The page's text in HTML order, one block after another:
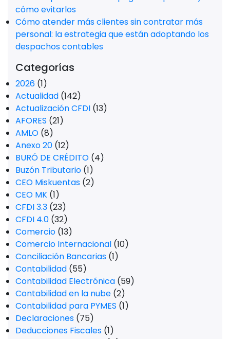
cómo evitarlos
Cómo atender más clientes sin contratar más
personal: la estrategia que están adoptando los
despachos contables
Categorías
2026 (1)
Actualidad (142)
Actualización CFDI (13)
AFORES (21)
AMLO (8)
Anexo 20 (12)
BURÓ DE CRÉDITO (4)
Buzón Tributario (1)
CEO Miskuentas (2)
CEO MK (1)
CFDI 3.3 (23)
CFDI 4.0 (32)
Comercio (13)
Comercio Internacional (10)
Conciliación Bancarias (1)
Contabilidad (55)
Contabilidad Electrónica (59)
Contabilidad en la nube (2)
Contabilidad para PYMES (1)
Declaraciones (75)
Deducciones Fiscales (1)